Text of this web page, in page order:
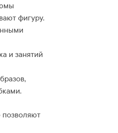
фигуру.
и занятий